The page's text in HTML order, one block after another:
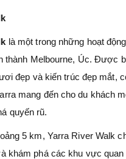
là một trong những hoạt
thành Melbourne, Úc. Được
đẹp và kiến trúc đẹp mắt,
mang đến cho du khách
quyến rũ.
5 km, Yarra River Walk
khám phá các khu vực quan